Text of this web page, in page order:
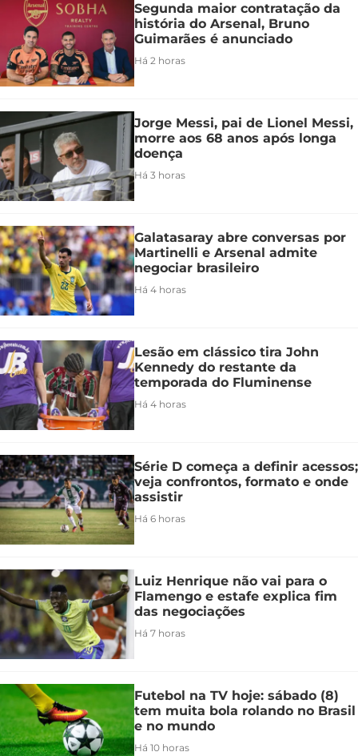
Segunda maior contratação da
história do Arsenal, Bruno
Guimarães é anunciado
Há 2 horas
Jorge Messi, pai de Lionel Messi,
morre aos 68 anos após longa
doença
Há 3 horas
Galatasaray abre conversas por
Martinelli e Arsenal admite
negociar brasileiro
Há 4 horas
Lesão em clássico tira John
Kennedy do restante da
temporada do Fluminense
Há 4 horas
Série D começa a definir acessos;
veja confrontos, formato e onde
assistir
Há 6 horas
Luiz Henrique não vai para o
Flamengo e estafe explica fim
das negociações
Há 7 horas
Futebol na TV hoje: sábado (8)
tem muita bola rolando no Brasil
e no mundo
Há 10 horas